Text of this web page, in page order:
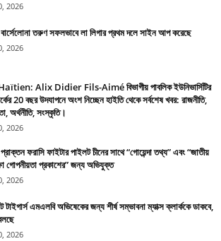
2026
বার্সেলোনা তরুণ সফলভাবে লা লিগার প্রথম দলে সাইন আপ করেছে
2026
Alix Didier Fils-Aimé বিভাগীয় পাবলিক ইউনিভার্সিটির
20 বছর উদযাপনে অংশ নিচ্ছেন হাইতি থেকে সর্বশেষ খবর: রাজনীতি,
অর্থনীতি, সংস্কৃতি।
2026
ফরাসি ফাইটার পাইলট চীনের সাথে “গোয়েন্দা তথ্য” এবং “জাতীয়
গোপনীয়তা প্রকাশের” জন্য অভিযুক্ত
2026
টাইগার্স এমএলবি অভিষেকের জন্য শীর্ষ সম্ভাবনা ম্যাক্স ক্লার্ককে ডাকবে,
2026